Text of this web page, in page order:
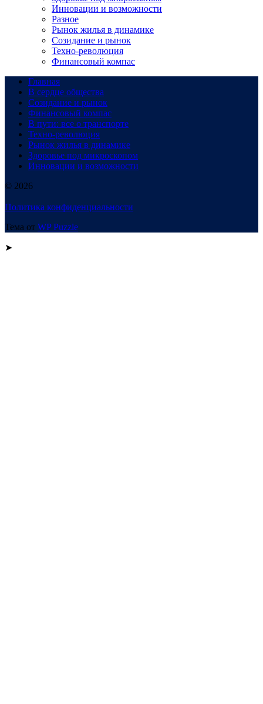
Инновации и возможности
Разное
Рынок жилья в динамике
Созидание и рынок
Техно-революция
Финансовый компас
Главная
В сердце общества
Созидание и рынок
Финансовый компас
В пути: все о транспорте
Техно-революция
Рынок жилья в динамике
Здоровье под микроскопом
Инновации и возможности
© 2026
Политика конфиденциальности
Тема от WP Puzzle
➤